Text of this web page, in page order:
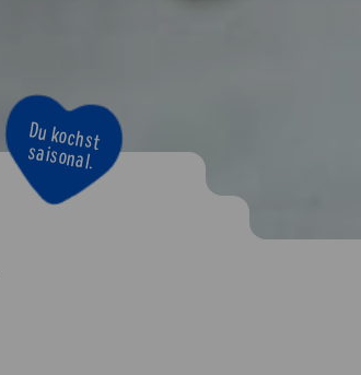
Bravo!